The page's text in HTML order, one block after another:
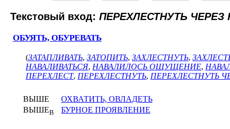
Текстовый вход: ПЕРЕХЛЕСТНУТЬ ЧЕРЕЗ
ОБУЯТЬ, ОБУРЕВАТЬ
(ЗАТАПЛИВАТЬ, ЗАТОПИТЬ, ЗАХЛЕСТНУТЬ,
НАВАЛИВАТЬСЯ, НАВАЛИЛОСЬ ОЩУЩЕНИЕ,
ПЕРЕХЛЕСТ, ПЕРЕХЛЕСТНУТЬ, ПЕРЕХЛЕСТНУТЬ
ВЫШЕ
ОХВАТИТЬ, ОВЛАДЕТЬ
ВЫШЕВ БУРНОЕ ПРОЯВЛЕНИЕ